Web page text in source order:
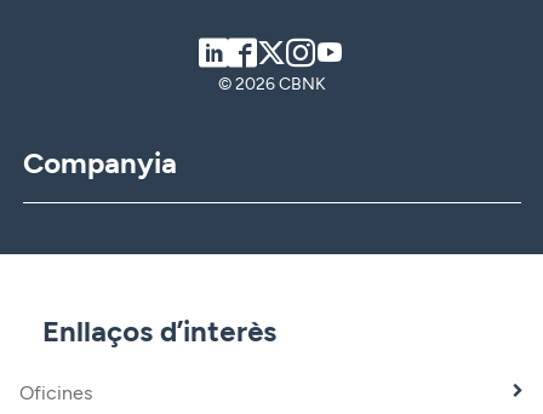
LinkedIn
Facebook
TwitterInstagram
© 2026 CBNK
Companyia
CBNK Gestió d’Actius
Banca Partner
Treballa amb nosaltres
Enllaços d’interès
Oficines